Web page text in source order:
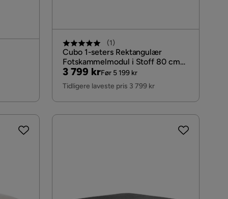
(1)
Cubo 1-seters Rektangulær
Fotskammelmodul i Stoff 80 cm
bred, Beige
Pris
3 799 kr
Original
Pris
Før 5 199 kr
Tidligere laveste pris 3 799 kr